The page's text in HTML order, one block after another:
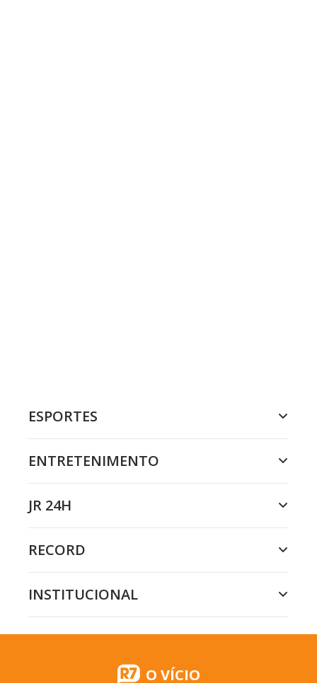
ESPORTES
ENTRETENIMENTO
JR 24H
RECORD
INSTITUCIONAL
O VÍCIO